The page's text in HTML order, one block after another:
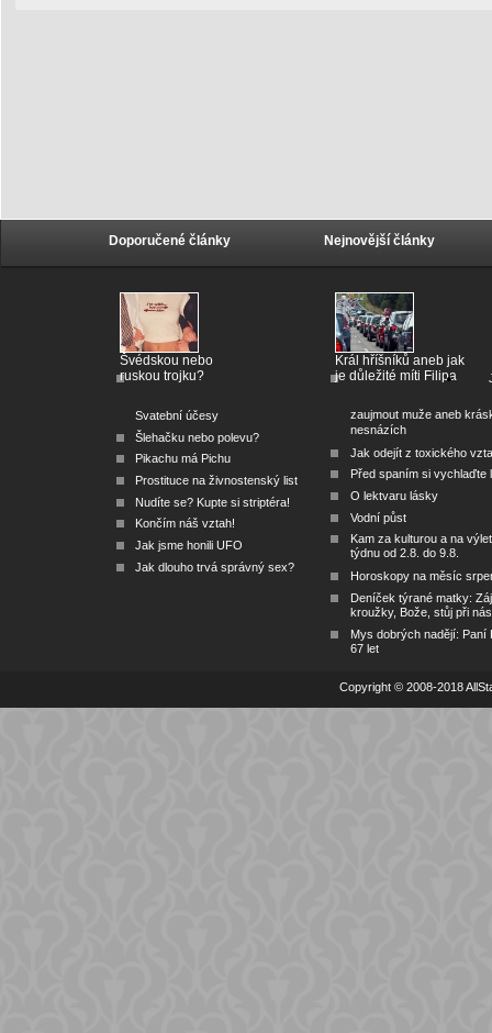
Doporučené články
Švédskou nebo
ruskou trojku?
Svatební účesy
Šlehačku nebo polevu?
Pikachu má Pichu
Prostituce na živnostenský list
Nudíte se? Kupte si striptéra!
Končím náš vztah!
Jak jsme honili UFO
Jak dlouho trvá správný sex?
Nejnovější články
Král hříšníků aneb jak
je důležité míti Filipa
zaujmout muže aneb
nesnázích
Jak odejít z toxického
Před spaním si vychlaďte
O lektvaru lásky
Vodní půst
Kam za kulturou a na
týdnu od 2.8. do 9.8.
Horoskopy na měsíc
Deníček týrané matky:
kroužky, Bože, stůj při nás
Mys dobrých nadějí: Paní
67 let
Copyright © 2008-2018